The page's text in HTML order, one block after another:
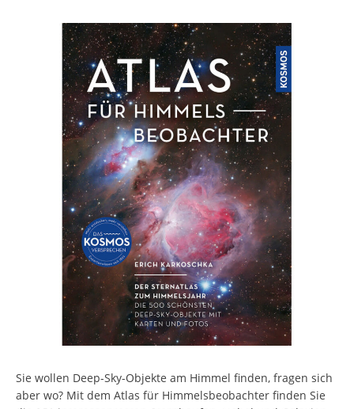
Sie wollen Deep-Sky-Objekte am Himmel finden, fragen sich
aber wo? Mit dem Atlas für Himmelsbeobachter finden Sie